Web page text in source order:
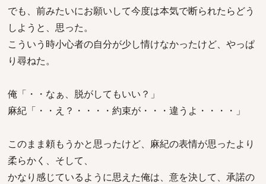
でも、前みたいにお願いして今度は本気で断られたらどう
しようと、思った。
こういう時小心者の自分が少し情けなかったけど、やっぱ
り尋ねた。
俺「・・なぁ、脱がしてもいい？」
麻紀「・・え？・・・・約束が・・・違うよ・・・・」
このまま頼もうかと思ったけど、麻紀の表情が思ったより
柔らかく、そして、
かなり感じているように思えた俺は、意を決して、承諾の